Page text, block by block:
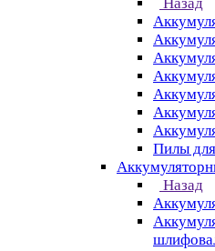
Пилы
Назад